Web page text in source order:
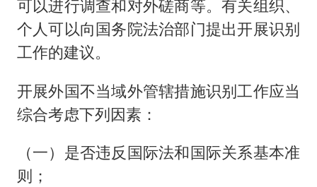
可以进行调查和对外磋商等。有关组织、
个人可以向国务院法治部门提出开展识别
工作的建议。
开展外国不当域外管辖措施识别工作应当
综合考虑下列因素：
（一）是否违反国际法和国际关系基本准
则；